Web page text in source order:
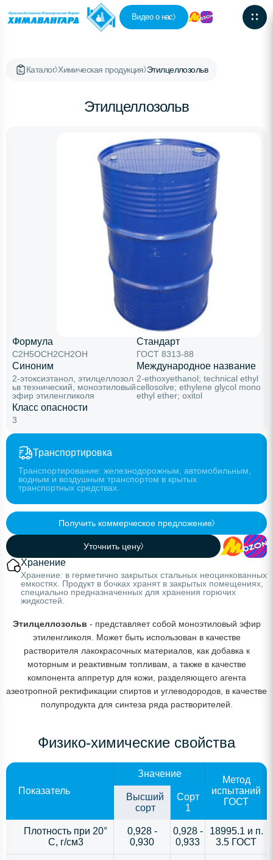
Видео о нас
Каталог Химическая продукция Этилцеллозольв
Этилцеллозольв
Формула
C2H5OCH2CH2OH
Стандарт
ГОСТ 8313-88
Синоним
2-этоксиэтанол, этилцеллозол
ьв технический, моноэтиловый
эфир этиленгликоля
Международное название
2-ethoxyethanol; technical ethyl
cellosolve; ethylene glycol mono
ethyl ether; oxitol
Класс опасности
3
Транспортировка
Транспортирование: железнодорожным, автомобильным,
водным и воздушным транспортом в крытых
транспортных средствах.
Получить коммерческое предложение
Уточнить цену
Хранение
Хранение: в герметично закрытых стальных неоцинкованных
емкостях. Продукт в бочках хранят в закрытых помещениях,
специально предназначенных для хранения горючих
жидкостей.
Этилцеллозольв - представляет собой моноэтиловый эфир
этиленгликоля. Может быть использован в качестве
растворителя лакокрасочных материалов, как добавка к
моторным и реактивным топливам, а также в качестве
компонента аппретур для кожи, разделяющего агента
азеотропной ректификации спиртов и углеводородов, в качестве
полупродукта для синтеза ряда растворителей.
Физико-химические свойства
Показатель
Значение
Метод
испытаний
ГОСТ
Высший
сорт
Сорт
1
Плотность при 20°
С, г/см3
0,928 -
0,930
0,928 -
0,933
18995.1 и п.
3.5 ГОСТ